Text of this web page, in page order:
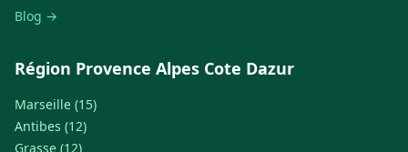
Blog →
Région Provence Alpes Cote Dazur
Marseille (15)
Antibes (12)
Grasse (12)